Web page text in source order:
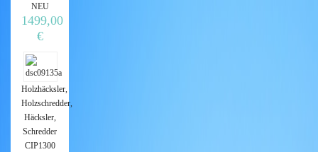
NEU
1499,00
€
Holzhäcksler,
Holzschredder,
Häcksler,
Schredder
CIP1300